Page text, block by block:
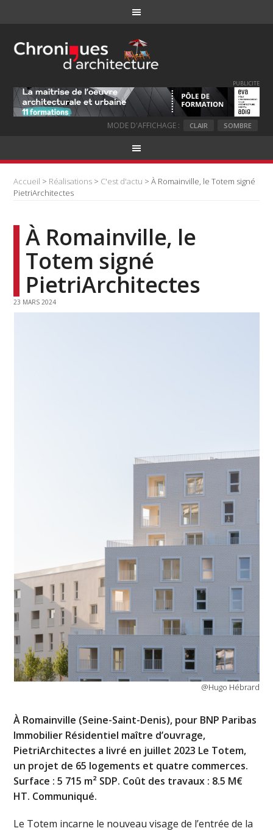
PUBLICITE
MODE D'AFFICHAGE : CLAIR SOMBRE
Accueil > Réalisations > C'est d'actu > À Romainville, le Totem signé
PietriArchitectes
À Romainville, le
Totem signé
PietriArchitectes
23 MARS 2024
@Hugo Hébrard
À Romainville (Seine-Saint-Denis), pour BNP Paribas
Immobilier Résidentiel maître d’ouvrage,
PietriArchitectes a livré en juillet 2023 Le Totem,
un projet de 65 logements et quatre commerces.
Surface : 5 715 m² SDP. Coût des travaux : 8.5 M€
HT. Communiqué.
Le Totem incarne le nouveau visage de l’entrée de la